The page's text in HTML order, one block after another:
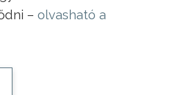
– olvasható a